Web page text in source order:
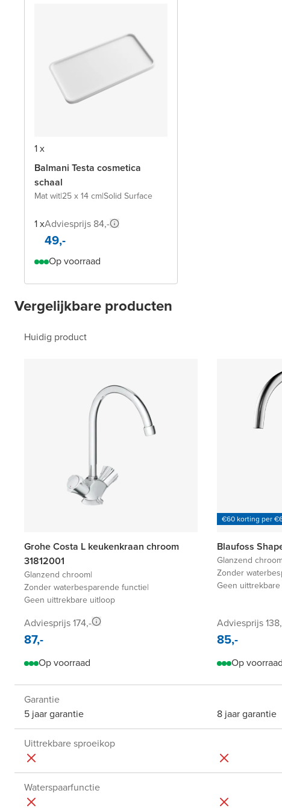
1 x
Balmani Testa cosmetica
schaal
Mat wit|25 x 14 cm|Solid Surface
1 xAdviesprijs 84,-
49,-
Op voorraad
Vergelijkbare producten
Huidig product
Grohe Costa L keukenkraan chroom
31812001
Glanzend chroom|
Zonder waterbesparende functie|
Geen uittrekbare uitloop
Adviesprijs 174,-
87,-
Op voorraad
€60 korting per
Glanzend
Zonder
Geen
Adviesprijs
85,-
Op voorraad
Garantie
5 jaar garantie
8 jaar garantie
Uittrekbare sproeikop
Waterspaarfunctie